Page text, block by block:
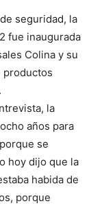
seguridad, la
fue inaugurada
Colina y su
productos
la
años para
se
hoy dijo que la
habida de
porque